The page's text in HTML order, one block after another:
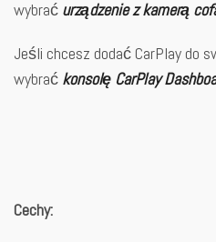
wybrać urządzenie z kamerą
Jeśli chcesz dodać CarPlay do
wybrać konsolę CarPlay
Cechy: